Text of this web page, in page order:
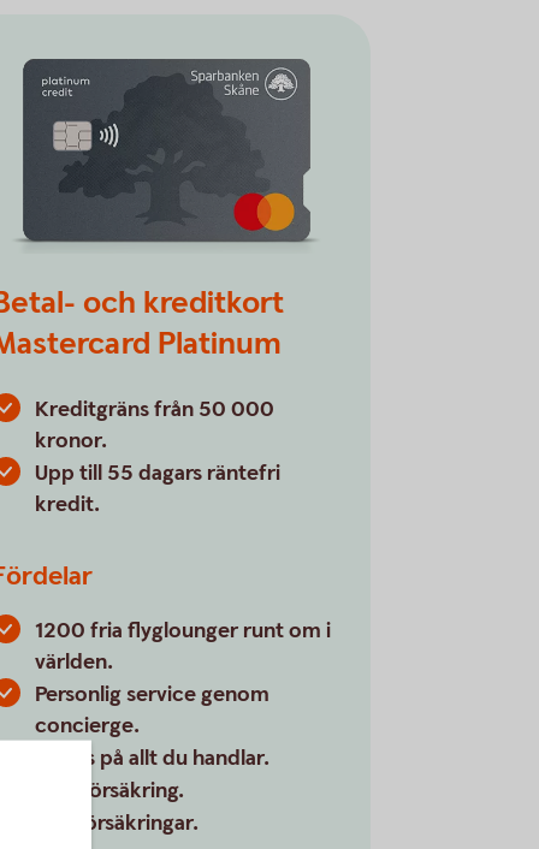
och kreditkort
Platinum
Kreditgräns från 50 000
kronor.
Upp till 55 dagars räntefri
kredit.
1200 fria flyglounger runt om i
världen.
Personlig service genom
concierge.
Bonus på allt du handlar.
Reseförsäkring.
Köpförsäkringar.